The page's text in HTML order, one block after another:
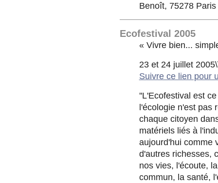
Benoît, 75278
Ecofestival 2005
« Vivre bien...
23 et 24 juillet
Suivre ce lien pour
''L'Ecofestival est
l'écologie n'est pas
chaque citoyen
matériels liés à
aujourd'hui comme
d'autres richesses,
nos vies, l'écoute,
commun, la santé,